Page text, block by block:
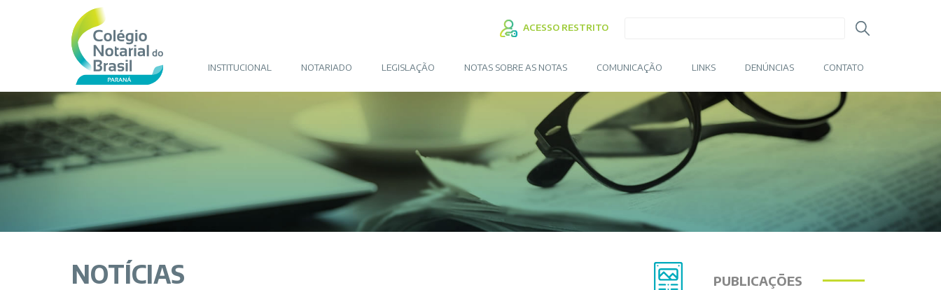
ACESSO RESTRITO
INSTITUCIONAL NOTARIADO LEGISLAÇÃO NOTAS SOBRE AS NOTAS COMUNICAÇÃO LINKS DENÚNCIAS CONTATO
NOTÍCIAS PUBLICAÇÕES